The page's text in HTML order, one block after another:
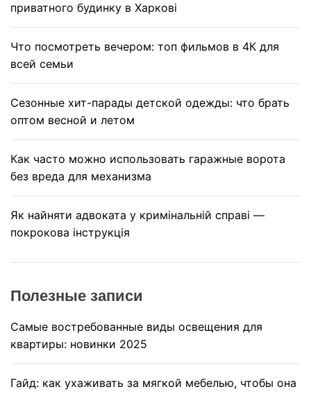
приватного будинку в Харкові
Что посмотреть вечером: топ фильмов в 4К для
всей семьи
Сезонные хит-парады детской одежды: что брать
оптом весной и летом
Как часто можно использовать гаражные ворота
без вреда для механизма
Як найняти адвоката у кримінальній справі —
покрокова інструкція
Полезные записи
Самые востребованные виды освещения для
квартиры: новинки 2025
Гайд: как ухаживать за мягкой мебелью, чтобы она